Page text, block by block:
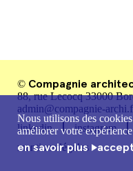
Nous utilisons des
améliorer votre
en savoir plus
© Compagnie
88, rue Lecocq 33000
admin@compagnie-
linkedin
instagram
mentions légales